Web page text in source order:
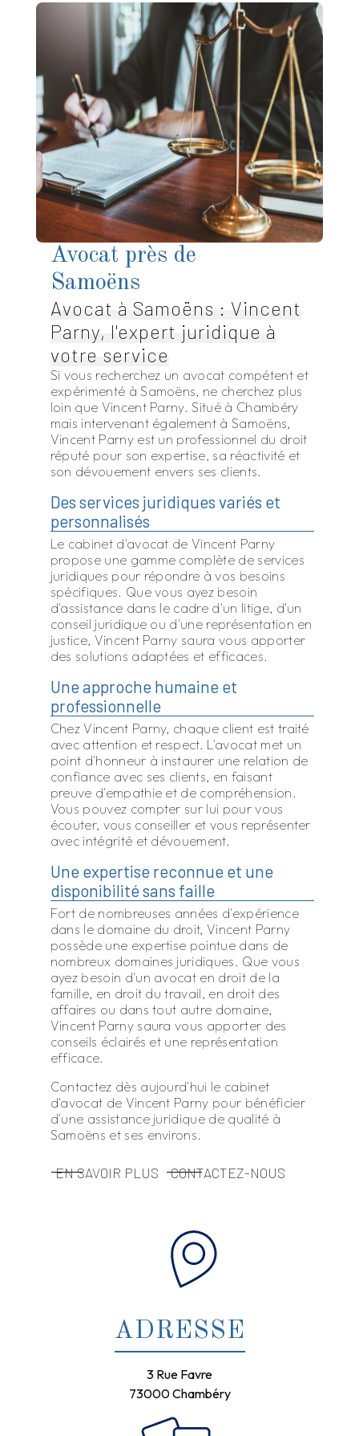
Avocat près de
Samoëns
Avocat à Samoëns : Vincent
Parny, l'expert juridique à
votre service
Si vous recherchez un avocat compétent et
expérimenté à Samoëns, ne cherchez plus
loin que Vincent Parny. Situé à Chambéry
mais intervenant également à Samoëns,
Vincent Parny est un professionnel du droit
réputé pour son expertise, sa réactivité et
son dévouement envers ses clients.
Des services juridiques variés et
personnalisés
Le cabinet d'avocat de Vincent Parny
propose une gamme complète de services
juridiques pour répondre à vos besoins
spécifiques. Que vous ayez besoin
d'assistance dans le cadre d'un litige, d'un
conseil juridique ou d'une représentation en
justice, Vincent Parny saura vous apporter
des solutions adaptées et efficaces.
Une approche humaine et
professionnelle
Chez Vincent Parny, chaque client est traité
avec attention et respect. L'avocat met un
point d'honneur à instaurer une relation de
confiance avec ses clients, en faisant
preuve d'empathie et de compréhension.
Vous pouvez compter sur lui pour vous
écouter, vous conseiller et vous représenter
avec intégrité et dévouement.
Une expertise reconnue et une
disponibilité sans faille
Fort de nombreuses années d'expérience
dans le domaine du droit, Vincent Parny
possède une expertise pointue dans de
nombreux domaines juridiques. Que vous
ayez besoin d'un avocat en droit de la
famille, en droit du travail, en droit des
affaires ou dans tout autre domaine,
Vincent Parny saura vous apporter des
conseils éclairés et une représentation
efficace.
Contactez dès aujourd'hui le cabinet
d'avocat de Vincent Parny pour bénéficier
d'une assistance juridique de qualité à
Samoëns et ses environs.
EN SAVOIR PLUS CONTACTEZ-NOUS
ADRESSE
3 Rue Favre
73000 Chambéry